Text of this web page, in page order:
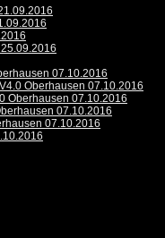
07.10.2016
Oberhausen 07.10.2016
Oberhausen 07.10.2016
07.10.2016
07.10.2016